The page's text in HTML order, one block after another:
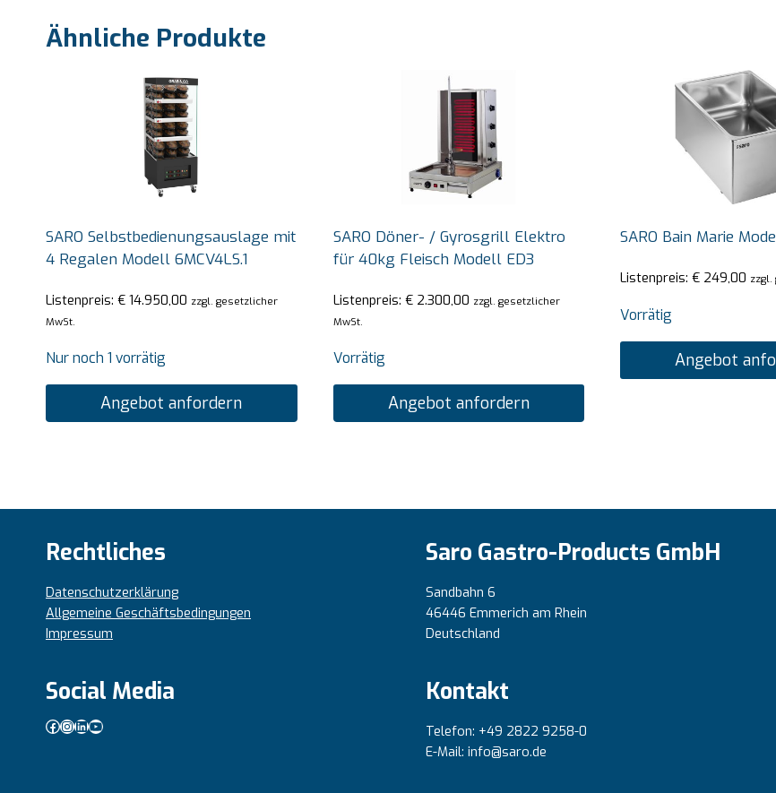
Ähnliche Produkte
SARO Selbstbedienungsauslage mit
4 Regalen Modell 6MCV4LS.1
Listenpreis: € 14.950,00 zzgl. gesetzlicher
MwSt.
Nur noch 1 vorrätig
Angebot anfordern
SARO Döner- / Gyrosgrill Elektro
für 40kg Fleisch Modell ED3
Listenpreis: €2.300,00 zzgl. gesetzlicher
MwSt.
Vorrätig
Angebot anfordern
SARO Bain Marie
Listenpreis: € 249,00 zzgl.
Vorrätig
Angebot
Rechtliches
Datenschutzerklärung
Allgemeine Geschäftsbedingungen
Impressum
Saro Gastro-Products GmbH
Sandbahn 6
46446 Emmerich am Rhein
Deutschland
Social Media
Facebook
Instagram
LinkedIn
YouTube
Kontakt
Telefon: +49 2822 9258-0
E-Mail: info@saro.de